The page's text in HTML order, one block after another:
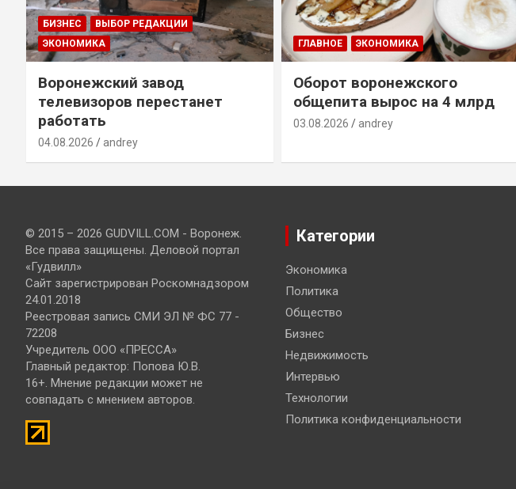
БИЗНЕС
ВЫБОР РЕДАКЦИИ
ЭКОНОМИКА
Воронежский завод
телевизоров перестанет
работать
04.08.2026 andrey
ГЛАВНОЕ ЭКОНОМИКА
Оборот воронежского
общепита вырос на 4 млрд
03.08.2026 andrey
© 2015 – 2026 GUDVILL.COM - Воронеж.
Все права защищены. Деловой портал
«Гудвилл»
Сайт зарегистрирован Роскомнадзором
24.01.2018
Реестровая запись СМИ ЭЛ № ФС 77 -
72208
Учредитель ООО «ПРЕССА»
Главный редактор: Попова Ю.В.
16+. Мнение редакции может не
совпадать с мнением авторов.
Категории
Экономика
Политика
Общество
Бизнес
Недвижимость
Интервью
Технологии
Политика конфиденциальности